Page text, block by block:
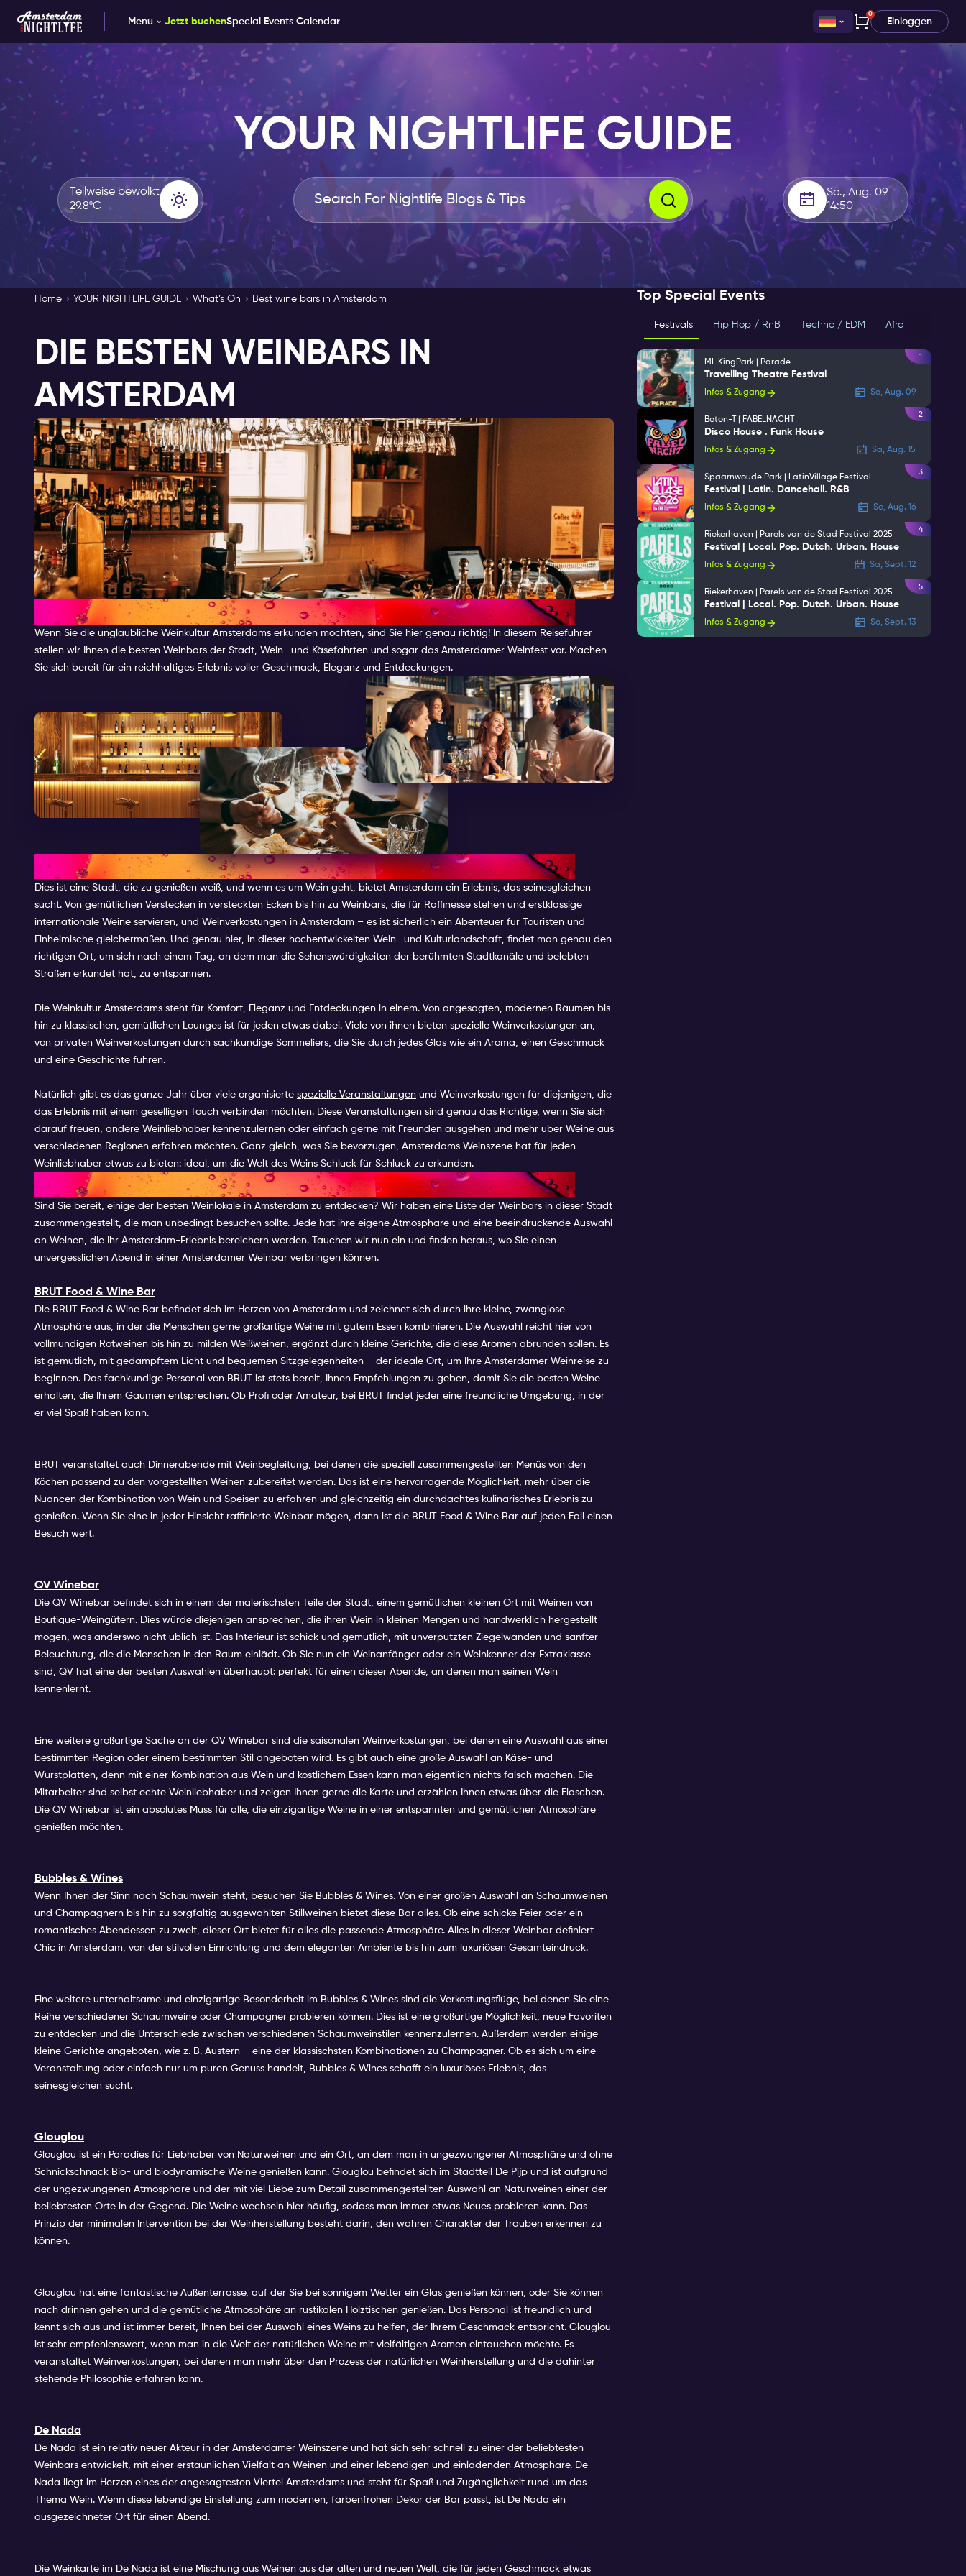
Menu Jetzt buchenSpecial Events Calendar
0
Einloggen
YOUR NIGHTLIFE GUIDE
Teilweise bewölkt
29.8ºC
So., Aug. 09
14:50
Home YOUR NIGHTLIFE GUIDE What’s On Best wine bars in Amsterdam
DIE BESTEN WEINBARS IN
AMSTERDAM
WEINBARS
Wenn Sie die unglaubliche Weinkultur Amsterdams erkunden möchten, sind Sie hier genau richtig! In diesem Reiseführer
stellen wir Ihnen die besten Weinbars der Stadt, Wein- und Käsefahrten und sogar das Amsterdamer Weinfest vor. Machen
Sie sich bereit für ein reichhaltiges Erlebnis voller Geschmack, Eleganz und Entdeckungen.
WEINKULTUR IN AMSTERDAM
Dies ist eine Stadt, die zu genießen weiß, und wenn es um Wein geht, bietet Amsterdam ein Erlebnis, das seinesgleichen
sucht. Von gemütlichen Verstecken in versteckten Ecken bis hin zu Weinbars, die für Raffinesse stehen und erstklassige
internationale Weine servieren, und Weinverkostungen in Amsterdam – es ist sicherlich ein Abenteuer für Touristen und
Einheimische gleichermaßen. Und genau hier, in dieser hochentwickelten Wein- und Kulturlandschaft, findet man genau den
richtigen Ort, um sich nach einem Tag, an dem man die Sehenswürdigkeiten der berühmten Stadtkanäle und belebten
Straßen erkundet hat, zu entspannen.
Die Weinkultur Amsterdams steht für Komfort, Eleganz und Entdeckungen in einem. Von angesagten, modernen Räumen bis
hin zu klassischen, gemütlichen Lounges ist für jeden etwas dabei. Viele von ihnen bieten spezielle Weinverkostungen an,
von privaten Weinverkostungen durch sachkundige Sommeliers, die Sie durch jedes Glas wie ein Aroma, einen Geschmack
und eine Geschichte führen.
Natürlich gibt es das ganze Jahr über viele organisierte spezielle Veranstaltungen und Weinverkostungen für diejenigen, die
das Erlebnis mit einem geselligen Touch verbinden möchten. Diese Veranstaltungen sind genau das Richtige, wenn Sie sich
darauf freuen, andere Weinliebhaber kennenzulernen oder einfach gerne mit Freunden ausgehen und mehr über Weine aus
verschiedenen Regionen erfahren möchten. Ganz gleich, was Sie bevorzugen, Amsterdams Weinszene hat für jeden
Weinliebhaber etwas zu bieten: ideal, um die Welt des Weins Schluck für Schluck zu erkunden.
DIE BESTEN WEINBARS IN AMSTERDAM
Sind Sie bereit, einige der besten Weinlokale in Amsterdam zu entdecken? Wir haben eine Liste der Weinbars in dieser Stadt
zusammengestellt, die man unbedingt besuchen sollte. Jede hat ihre eigene Atmosphäre und eine beeindruckende Auswahl
an Weinen, die Ihr Amsterdam-Erlebnis bereichern werden. Tauchen wir nun ein und finden heraus, wo Sie einen
unvergesslichen Abend in einer Amsterdamer Weinbar verbringen können.
BRUT Food & Wine Bar
Die BRUT Food & Wine Bar befindet sich im Herzen von Amsterdam und zeichnet sich durch ihre kleine, zwanglose
Atmosphäre aus, in der die Menschen gerne großartige Weine mit gutem Essen kombinieren. Die Auswahl reicht hier von
vollmundigen Rotweinen bis hin zu milden Weißweinen, ergänzt durch kleine Gerichte, die diese Aromen abrunden sollen. Es
ist gemütlich, mit gedämpftem Licht und bequemen Sitzgelegenheiten – der ideale Ort, um Ihre Amsterdamer Weinreise zu
beginnen. Das fachkundige Personal von BRUT ist stets bereit, Ihnen Empfehlungen zu geben, damit Sie die besten Weine
erhalten, die Ihrem Gaumen entsprechen. Ob Profi oder Amateur, bei BRUT findet jeder eine freundliche Umgebung, in der
er viel Spaß haben kann.
BRUT veranstaltet auch Dinnerabende mit Weinbegleitung, bei denen die speziell zusammengestellten Menüs von den
Köchen passend zu den vorgestellten Weinen zubereitet werden. Das ist eine hervorragende Möglichkeit, mehr über die
Nuancen der Kombination von Wein und Speisen zu erfahren und gleichzeitig ein durchdachtes kulinarisches Erlebnis zu
genießen. Wenn Sie eine in jeder Hinsicht raffinierte Weinbar mögen, dann ist die BRUT Food & Wine Bar auf jeden Fall einen
Besuch wert.
QV Winebar
Die QV Winebar befindet sich in einem der malerischsten Teile der Stadt, einem gemütlichen kleinen Ort mit Weinen von
Boutique-Weingütern. Dies würde diejenigen ansprechen, die ihren Wein in kleinen Mengen und handwerklich hergestellt
mögen, was anderswo nicht üblich ist. Das Interieur ist schick und gemütlich, mit unverputzten Ziegelwänden und sanfter
Beleuchtung, die die Menschen in den Raum einlädt. Ob Sie nun ein Weinanfänger oder ein Weinkenner der Extraklasse
sind, QV hat eine der besten Auswahlen überhaupt: perfekt für einen dieser Abende, an denen man seinen Wein
kennenlernt.
Eine weitere großartige Sache an der QV Winebar sind die saisonalen Weinverkostungen, bei denen eine Auswahl aus einer
bestimmten Region oder einem bestimmten Stil angeboten wird. Es gibt auch eine große Auswahl an Käse- und
Wurstplatten, denn mit einer Kombination aus Wein und köstlichem Essen kann man eigentlich nichts falsch machen. Die
Mitarbeiter sind selbst echte Weinliebhaber und zeigen Ihnen gerne die Karte und erzählen Ihnen etwas über die Flaschen.
Die QV Winebar ist ein absolutes Muss für alle, die einzigartige Weine in einer entspannten und gemütlichen Atmosphäre
genießen möchten.
Bubbles & Wines
Wenn Ihnen der Sinn nach Schaumwein steht, besuchen Sie Bubbles & Wines. Von einer großen Auswahl an Schaumweinen
und Champagnern bis hin zu sorgfältig ausgewählten Stillweinen bietet diese Bar alles. Ob eine schicke Feier oder ein
romantisches Abendessen zu zweit, dieser Ort bietet für alles die passende Atmosphäre. Alles in dieser Weinbar definiert
Chic in Amsterdam, von der stilvollen Einrichtung und dem eleganten Ambiente bis hin zum luxuriösen Gesamteindruck.
Eine weitere unterhaltsame und einzigartige Besonderheit im Bubbles & Wines sind die Verkostungsflüge, bei denen Sie eine
Reihe verschiedener Schaumweine oder Champagner probieren können. Dies ist eine großartige Möglichkeit, neue Favoriten
zu entdecken und die Unterschiede zwischen verschiedenen Schaumweinstilen kennenzulernen. Außerdem werden einige
kleine Gerichte angeboten, wie z. B. Austern – eine der klassischsten Kombinationen zu Champagner. Ob es sich um eine
Veranstaltung oder einfach nur um puren Genuss handelt, Bubbles & Wines schafft ein luxuriöses Erlebnis, das
seinesgleichen sucht.
Glouglou
Glouglou ist ein Paradies für Liebhaber von Naturweinen und ein Ort, an dem man in ungezwungener Atmosphäre und ohne
Schnickschnack Bio- und biodynamische Weine genießen kann. Glouglou befindet sich im Stadtteil De Pijp und ist aufgrund
der ungezwungenen Atmosphäre und der mit viel Liebe zum Detail zusammengestellten Auswahl an Naturweinen einer der
beliebtesten Orte in der Gegend. Die Weine wechseln hier häufig, sodass man immer etwas Neues probieren kann. Das
Prinzip der minimalen Intervention bei der Weinherstellung besteht darin, den wahren Charakter der Trauben erkennen zu
können.
Glouglou hat eine fantastische Außenterrasse, auf der Sie bei sonnigem Wetter ein Glas genießen können, oder Sie können
nach drinnen gehen und die gemütliche Atmosphäre an rustikalen Holztischen genießen. Das Personal ist freundlich und
kennt sich aus und ist immer bereit, Ihnen bei der Auswahl eines Weins zu helfen, der Ihrem Geschmack entspricht. Glouglou
ist sehr empfehlenswert, wenn man in die Welt der natürlichen Weine mit vielfältigen Aromen eintauchen möchte. Es
veranstaltet Weinverkostungen, bei denen man mehr über den Prozess der natürlichen Weinherstellung und die dahinter
stehende Philosophie erfahren kann.
De Nada
De Nada ist ein relativ neuer Akteur in der Amsterdamer Weinszene und hat sich sehr schnell zu einer der beliebtesten
Weinbars entwickelt, mit einer erstaunlichen Vielfalt an Weinen und einer lebendigen und einladenden Atmosphäre. De
Nada liegt im Herzen eines der angesagtesten Viertel Amsterdams und steht für Spaß und Zugänglichkeit rund um das
Thema Wein. Wenn diese lebendige Einstellung zum modernen, farbenfrohen Dekor der Bar passt, ist De Nada ein
ausgezeichneter Ort für einen Abend.
Die Weinkarte im De Nada ist eine Mischung aus Weinen aus der alten und neuen Welt, die für jeden Geschmack etwas
Top Special Events
Festivals Hip Hop / RnB Techno / EDM Afro
ML KingPark | Parade
Travelling Theatre Festival
Infos & Zugang So, Aug. 09
1
Beton-T | FABELNACHT
Disco House . Funk House
Infos & Zugang Sa, Aug. 15
2
Spaarnwoude Park | LatinVillage Festival
Festival | Latin. Dancehall. R&B
Infos & Zugang So, Aug. 16
3
Riekerhaven | Parels van de Stad Festival 2025
Festival | Local. Pop. Dutch. Urban. House
Infos & Zugang Sa, Sept. 12
4
Riekerhaven | Parels van de Stad Festival 2025
Festival | Local. Pop. Dutch. Urban. House
Infos & Zugang So, Sept. 13
5